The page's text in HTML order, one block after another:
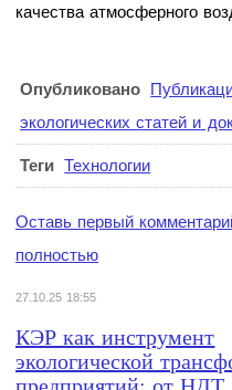
качества атмосферного
Опубликовано
экологических статей и
Теги Технологии
Оставь первый
полностью
27.10.25 18:55
КЭР как инструмент
экологической